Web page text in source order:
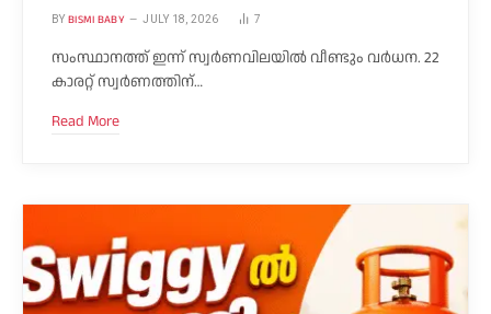
BY BISMI BABY JULY 18, 2026 7
സംസ്ഥാനത്ത് ഇന്ന് സ്വർണവിലയിൽ വീണ്ടും വർധന. 22
കാരറ്റ് സ്വർണത്തിന്…
Read More